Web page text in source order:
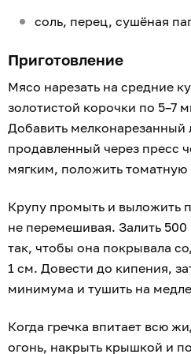
соль, перец, сушёная
Приготовление
Мясо нарезать на средние
золотистой корочки по 5–7
Добавить мелконарезанный
продавленный через пресс
мягким, положить томатную
Крупу промыть и выложить
не перемешивая. Залить
так, чтобы она покрывала
1 см. Довести до кипения,
минимума и тушить на
Когда гречка впитает всю
огонь, накрыть крышкой и